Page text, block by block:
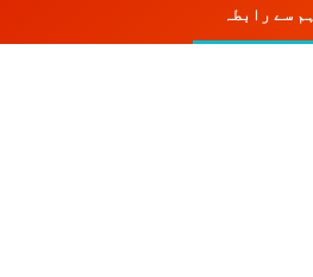
ہم سے رابطہ